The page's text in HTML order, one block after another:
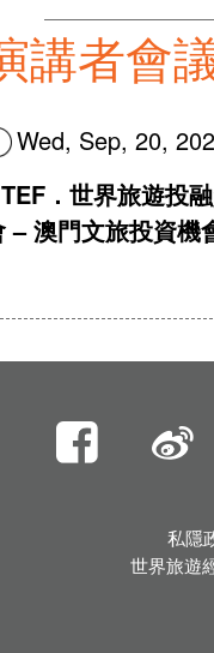
講者會
Wed, Sep, 20,
．世界旅遊投
– 澳門文旅投資機
私隱
世界旅遊